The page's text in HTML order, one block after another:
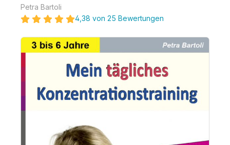
Petra Bartoli
4,38 von 25 Bewertungen
Bildergalerie überspringen